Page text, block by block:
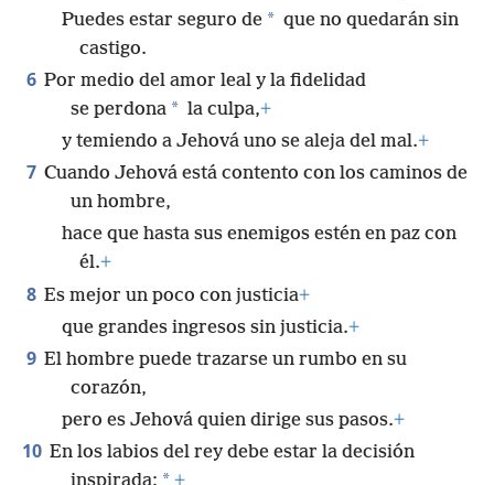
Puedes estar seguro de * que no quedarán sin
castigo.
6 Por medio del amor leal y la fidelidad
se perdona * la culpa,+
y temiendo a Jehová uno se aleja del mal.+
7 Cuando Jehová está contento con los caminos de
un hombre,
hace que hasta sus enemigos estén en paz con
él.+
8 Es mejor un poco con justicia+
que grandes ingresos sin justicia.+
9 El hombre puede trazarse un rumbo en su
corazón,
pero es Jehová quien dirige sus pasos.+
10 En los labios del rey debe estar la decisión